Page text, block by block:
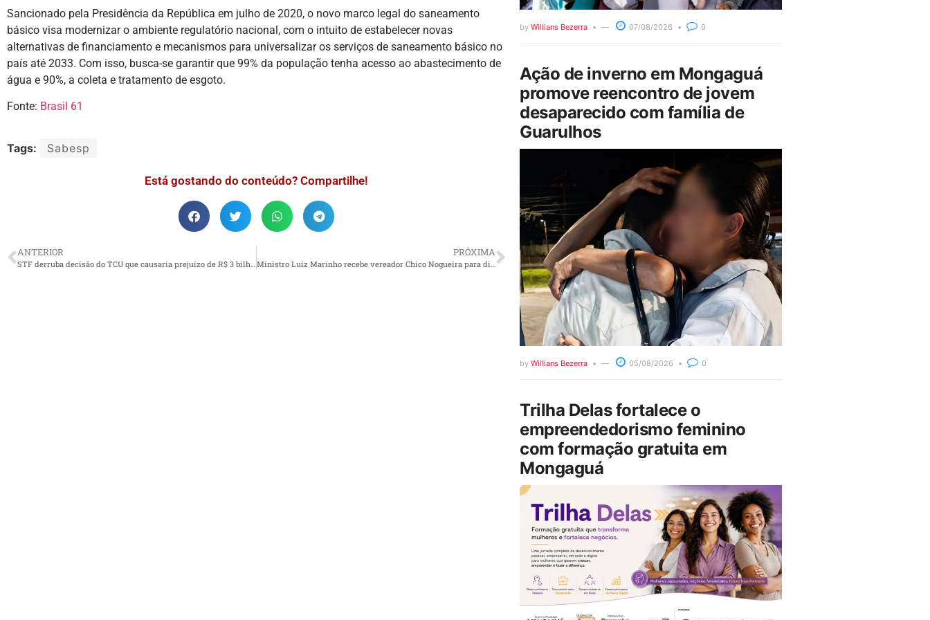
Sancionado pela Presidência da República em julho de 2020, o novo marco legal do saneamento
básico visa modernizar o ambiente regulatório nacional, com o intuito de estabelecer novas
alternativas de financiamento e mecanismos para universalizar os serviços de saneamento básico no
país até 2033. Com isso, busca-se garantir que 99% da população tenha acesso ao abastecimento de
água e 90%, a coleta e tratamento de esgoto.
Fonte: Brasil 61
Tags: Sabesp
Está gostando do conteúdo? Compartilhe!
ANTERIOR
STF derruba decisão do TCU que causaria prejuízo de R$ 3 bilhões a municípios
PRÓXIMA
Ministro Luiz Marinho recebe vereador Chico Nogueira para discutir o projeto “BR do Mar”
by Willians Bezerra 07/08/2026 0
Ação de inverno em Mongaguá
promove reencontro de jovem
desaparecido com família de
Guarulhos
by Willians Bezerra 05/08/2026 0
Trilha Delas fortalece o
empreendedorismo feminino
com formação gratuita em
Mongaguá